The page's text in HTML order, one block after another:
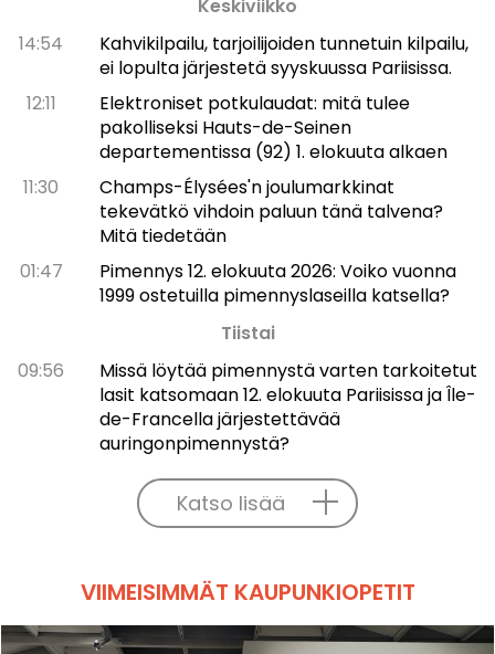
Keskiviikko
14:54
Kahvikilpailu, tarjoilijoiden tunnetuin kilpailu,
ei lopulta järjestetä syyskuussa Pariisissa.
12:11
Elektroniset potkulaudat: mitä tulee
pakolliseksi Hauts-de-Seinen
departementissa (92) 1. elokuuta alkaen
11:30
Champs-Élysées'n joulumarkkinat
tekevätkö vihdoin paluun tänä talvena?
Mitä tiedetään
01:47
Pimennys 12. elokuuta 2026: Voiko vuonna
1999 ostetuilla pimennyslaseilla katsella?
Tiistai
09:56
Missä löytää pimennystä varten tarkoitetut
lasit katsomaan 12. elokuuta Pariisissa ja Île-
de-Francella järjestettävää
auringonpimennystä?
Katso lisää
VIIMEISIMMÄT KAUPUNKIOPETIT